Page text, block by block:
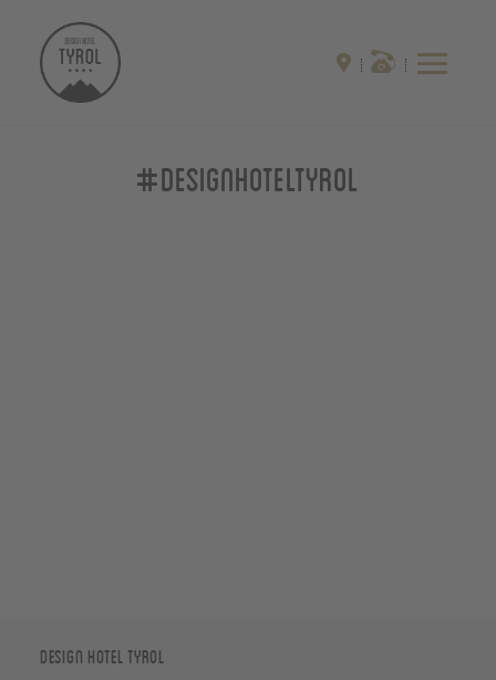
#designhoteltyrol
Design Hotel Tyrol